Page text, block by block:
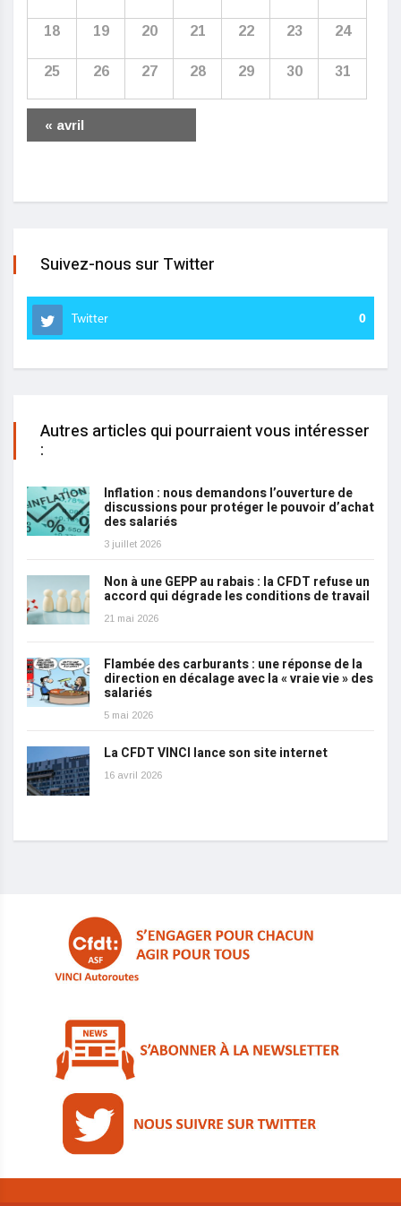
18 19 20 21 22 23 24
25 26 27 28 29 30 31
« avril
Suivez-nous sur Twitter
Twitter 0
Autres articles qui pourraient vous intéresser
:
Inflation : nous demandons l’ouverture de
discussions pour protéger le pouvoir d’achat
des salariés
3 juillet 2026
Non à une GEPP au rabais : la CFDT refuse un
accord qui dégrade les conditions de travail
21 mai 2026
Flambée des carburants : une réponse de la
direction en décalage avec la « vraie vie » des
salariés
5 mai 2026
La CFDT VINCI lance son site internet
16 avril 2026